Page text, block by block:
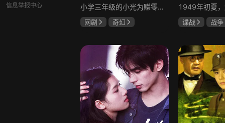
信息举报中心
小学三年级的小光为赚零用钱到爷爷家寻宝，偶然翻出旧棋盘，接触棋盘的一瞬间，附身棋盘中的棋士褚嬴的灵魂进入了小光体内。后来小光在学校围棋会所结识少年天才小亮，为测试褚嬴实力，小光贸然与小亮对弈并小胜，他误以为褚嬴棋力平平，小亮却大受打击。数日后小亮再次挑战，再次惨败在褚嬴手下，二人从此成了相爱相杀的棋坛宿敌。在褚嬴指导下，小光进步神速，逐渐对围棋产生兴趣，最终在全国大赛与小亮激战中，褚嬴下出绝妙一局，小光却看出更高一着，终于在自己努力、褚嬴帮助和与小亮的磨练中，独立对弈，燃起真正的棋魂。
网剧
奇幻
谍战
战争